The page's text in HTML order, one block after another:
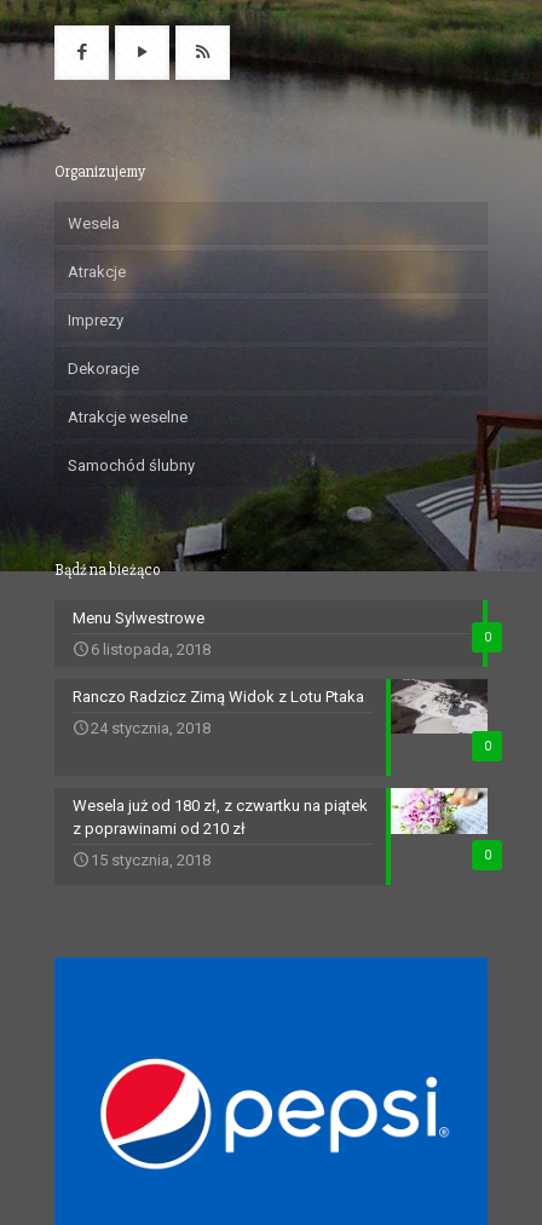
Organizujemy
Wesela
Atrakcje
Imprezy
Dekoracje
Atrakcje weselne
Samochód ślubny
Bądź na bieżąco
0
Menu Sylwestrowe
6 listopada, 2018
0
Ranczo Radzicz Zimą Widok z Lotu Ptaka
24 stycznia, 2018
0
Wesela już od 180 zł, z czwartku na piątek
z poprawinami od 210 zł
15 stycznia, 2018